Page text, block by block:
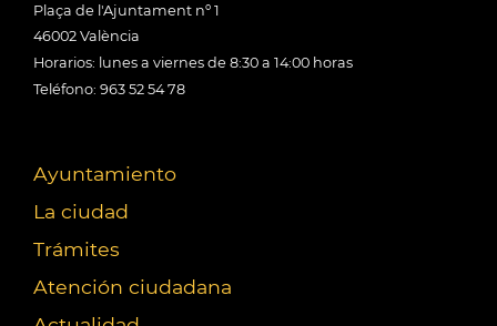
Plaça de l'Ajuntament nº 1
46002 València
Horarios: lunes a viernes de 8:30 a 14:00 horas
Teléfono: 963 52 54 78
Ayuntamiento
La ciudad
Trámites
Atención ciudadana